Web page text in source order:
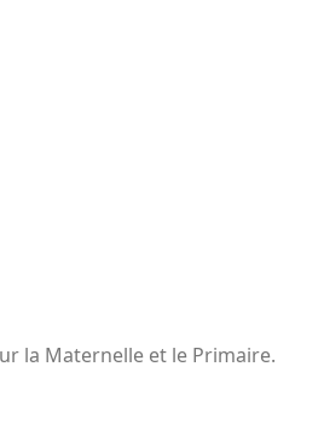
la Maternelle et le Primaire.